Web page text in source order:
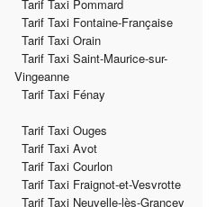
Tarif Taxi Pommard
Tarif Taxi Fontaine-Française
Tarif Taxi Orain
Tarif Taxi Saint-Maurice-sur-
Vingeanne
Tarif Taxi Fénay
Tarif Taxi Ouges
Tarif Taxi Avot
Tarif Taxi Courlon
Tarif Taxi Fraignot-et-Vesvrotte
Tarif Taxi Neuvelle-lès-Grancey